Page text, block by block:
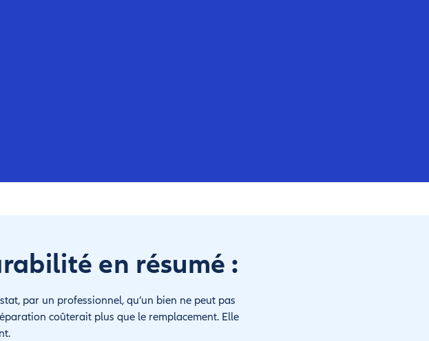
en résumé :
par un professionnel, qu’un bien ne peut pas
coûterait plus que le remplacement. Elle